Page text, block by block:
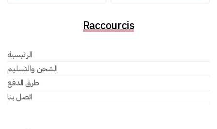
Raccourcis
الرئيسية
الشحن والتسليم
طرق الدفع
اتصل بنا